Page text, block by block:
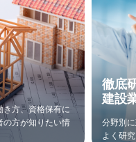
方、資格保有に
の方が知りたい情
徹底
建設
分野別
よく研